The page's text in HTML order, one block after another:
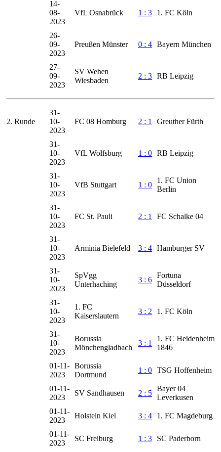
14-
08-
2023
VfL Osnabrück 1 : 3 1. FC Köln
26-
09-
2023
Preußen Münster 0 : 4 Bayern München
27-
09-
2023
SV Wehen
Wiesbaden
2 : 3 RB Leipzig
2. Runde
31-
10-
2023
FC 08 Homburg 2 : 1 Greuther Fürth
31-
10-
2023
VfL Wolfsburg 1 : 0 RB Leipzig
31-
10-
2023
VfB Stuttgart 1 : 0
1. FC Union
Berlin
31-
10-
2023
FC St. Pauli 2 : 1 FC Schalke 04
31-
10-
2023
Arminia Bielefeld 3 : 4 Hamburger SV
31-
10-
2023
SpVgg
Unterhaching
3 : 6
Fortuna
Düsseldorf
31-
10-
2023
1. FC
Kaiserslautern
3 : 2 1. FC Köln
31-
10-
2023
Borussia
Mönchengladbach
3 : 1
1. FC Heidenheim
1846
01-11-
2023
Borussia
Dortmund
1 : 0 TSG Hoffenheim
01-11-
2023
SV Sandhausen 2 : 5
Bayer 04
Leverkusen
01-11-
2023
Holstein Kiel 3 : 4 1. FC Magdeburg
01-11-
2023
SC Freiburg 1 : 3 SC Paderborn